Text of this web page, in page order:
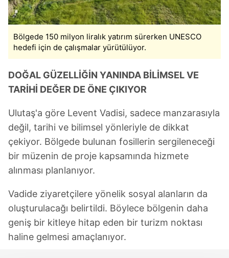
Bölgede 150 milyon liralık yatırım sürerken UNESCO
hedefi için de çalışmalar yürütülüyor.
DOĞAL GÜZELLİĞİN YANINDA BİLİMSEL VE
TARİHİ DEĞER DE ÖNE ÇIKIYOR
Ulutaş'a göre Levent Vadisi, sadece manzarasıyla
değil, tarihi ve bilimsel yönleriyle de dikkat
çekiyor. Bölgede bulunan fosillerin sergileneceği
bir müzenin de proje kapsamında hizmete
alınması planlanıyor.
Vadide ziyaretçilere yönelik sosyal alanların da
oluşturulacağı belirtildi. Böylece bölgenin daha
geniş bir kitleye hitap eden bir turizm noktası
haline gelmesi amaçlanıyor.